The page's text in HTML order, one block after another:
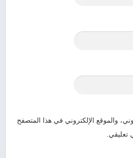
والموقع الإلكتروني في هذا المتصفح
تعليقي.